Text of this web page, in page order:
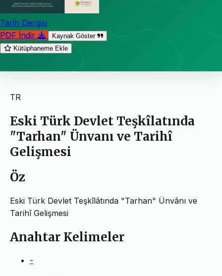
Tarih Dergisi
PDF İndir
Kaynak Göster
Kütüphaneme Ekle
TR
Eski Türk Devlet Teşkîlatında
"Tarhan" Ünvanı ve Tarihî
Gelişmesi
Öz
Eski Türk Devlet Teşkîlâtında "Tarhan" Ünvânı ve
Tarihî Gelişmesi
Anahtar Kelimeler
-